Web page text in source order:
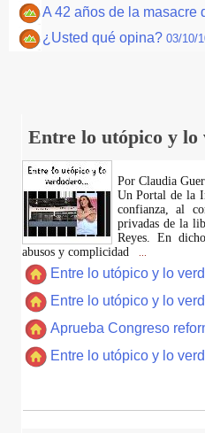
A 42 años de la masacre
¿Usted qué opina? 03/10/
Entre lo utópico y lo
Por Claudia
​Un Portal de la
confianza, al
privadas de la
Reyes. En
abusos y complicidad
Entre lo utópico y lo
Entre lo utópico y lo
Aprueba Congreso
Entre lo utópico y lo